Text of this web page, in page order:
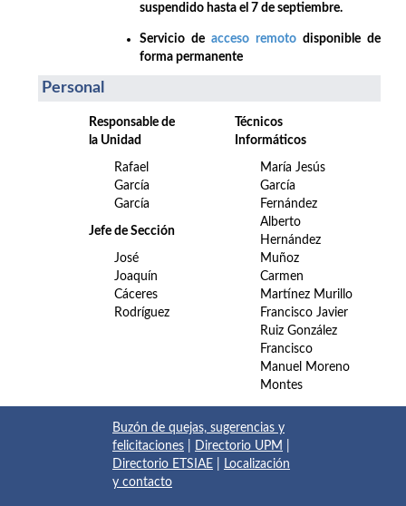
suspendido hasta el 7 de septiembre.
Servicio de acceso remoto disponible de
forma permanente
Personal
Responsable de
la Unidad
Rafael
García
García
Jefe de Sección
José
Joaquín
Cáceres
Rodríguez
Técnicos
Informáticos
María Jesús
García
Fernández
Alberto
Hernández
Muñoz
Carmen
Martínez Murillo
Francisco Javier
Ruiz González
Francisco
Manuel Moreno
Montes
Buzón de quejas, sugerencias y
felicitaciones
Directorio UPM
Directorio ETSIAE
Localización
y contacto